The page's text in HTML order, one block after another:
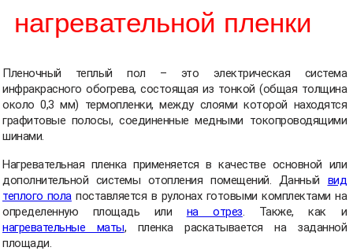
нагревательной пленки
Пленочный теплый пол – это электрическая система
инфракрасного обогрева, состоящая из тонкой (общая толщина
около 0,3 мм) термопленки, между слоями которой находятся
графитовые полосы, соединенные медными токопроводящими
шинами.
Нагревательная пленка применяется в качестве основной или
дополнительной системы отопления помещений. Данный вид
теплого пола поставляется в рулонах готовыми комплектами на
определенную площадь или на отрез . Также, как и
нагревательные маты, пленка раскатывается на заданной
площади.